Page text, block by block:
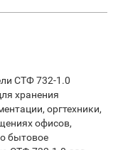
СТФ 732-1.0
хранения
оргтехники,
офисов,
бытовое